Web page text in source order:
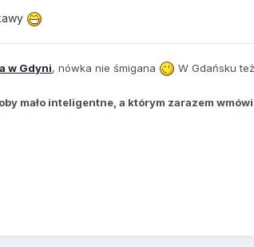
w Gdyni, nówka nie śmigana
W Gdańsku
mało inteligentne, a którym zarazem